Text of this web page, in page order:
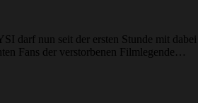
darf nun seit der ersten Stunde mit
Fans der verstorbenen Filmlegende…